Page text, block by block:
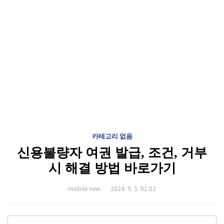
카테고리 없음
신용불량자 여권 발급, 조건, 거부
시 해결 방법 바로가기
mobile new 2024. 9. 5. 01:02